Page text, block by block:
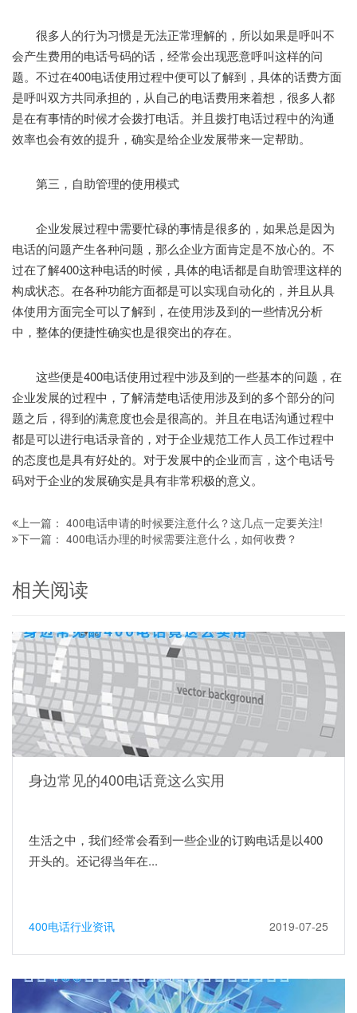
很多人的行为习惯是无法正常理解的，所以如果是呼叫不
会产生费用的电话号码的话，经常会出现恶意呼叫这样的问
题。不过在400电话使用过程中便可以了解到，具体的话费方面
是呼叫双方共同承担的，从自己的电话费用来着想，很多人都
是在有事情的时候才会拨打电话。并且拨打电话过程中的沟通
效率也会有效的提升，确实是给企业发展带来一定帮助。
第三，自助管理的使用模式
企业发展过程中需要忙碌的事情是很多的，如果总是因为
电话的问题产生各种问题，那么企业方面肯定是不放心的。不
过在了解400这种电话的时候，具体的电话都是自助管理这样的
构成状态。在各种功能方面都是可以实现自动化的，并且从具
体使用方面完全可以了解到，在使用涉及到的一些情况分析
中，整体的便捷性确实也是很突出的存在。
这些便是400电话使用过程中涉及到的一些基本的问题，在
企业发展的过程中，了解清楚电话使用涉及到的多个部分的问
题之后，得到的满意度也会是很高的。并且在电话沟通过程中
都是可以进行电话录音的，对于企业规范工作人员工作过程中
的态度也是具有好处的。对于发展中的企业而言，这个电话号
码对于企业的发展确实是具有非常积极的意义。
上一篇： 400电话申请的时候要注意什么？这几点一定要关注!
下一篇： 400电话办理的时候需要注意什么，如何收费？
相关阅读
身边常见的400电话竟这么实用
生活之中，我们经常会看到一些企业的订购电话是以400
开头的。还记得当年在...
400电话行业资讯 2019-07-25